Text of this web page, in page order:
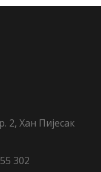
2, Хан Пијесак
302